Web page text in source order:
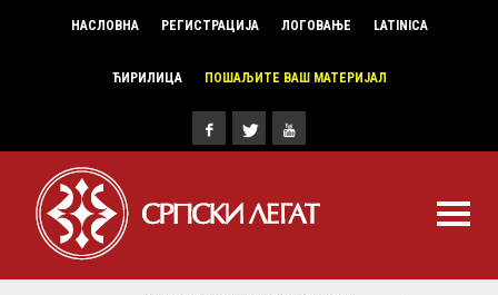
НАСЛОВНА РЕГИСТРАЦИЈА ЛОГОВАЊЕ LATINICA
ЋИРИЛИЦА ПОШАЉИТЕ ВАШ МАТЕРИЈАЛ